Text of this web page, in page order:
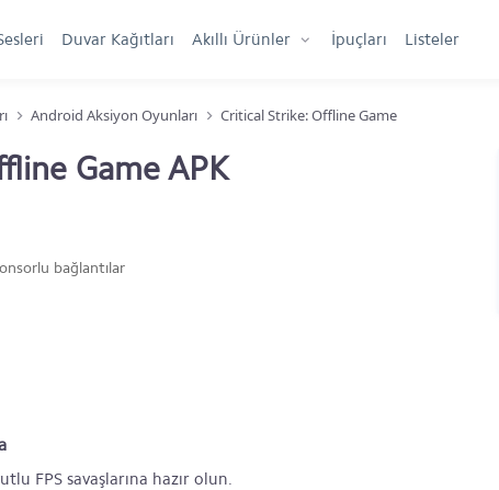
Duvar Kağıtları Akıllı Ürünler İpuçları Listeler
Android Aksiyon Oyunları Critical Strike: Offline Game
Game APK
bağlantılar
FPS savaşlarına hazır olun.